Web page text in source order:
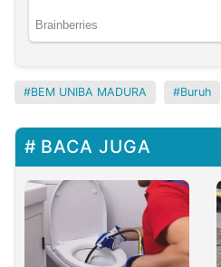
BEM UNIBA MADURA Buruh
BACA JUGA